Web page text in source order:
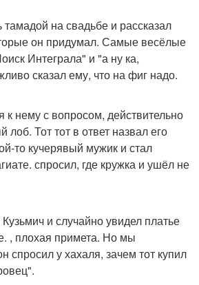
на свадьбе и рассказал
он придумал. Самые весёлые
Интеграла" и "а ну ка,
сказал ему, что на фиг надо.
к нему с вопросом, действительно
лоб. Тот тот в ответ назвал его
то кучерявый мужик и стал
спросил, где кружка и ушёл не
и случайно увидел платье
, плохая примета. Но мы
спросил у хахаля, зачем тот купил